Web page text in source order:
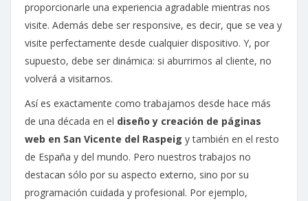
proporcionarle una experiencia agradable mientras nos
visite. Además debe ser responsive, es decir, que se vea y
visite perfectamente desde cualquier dispositivo. Y, por
supuesto, debe ser dinámica: si aburrimos al cliente, no
volverá a visitarnos.
Así es exactamente como trabajamos desde hace más
de una década en el diseño y creación de páginas
web en San Vicente del Raspeig y también en el resto
de España y del mundo. Pero nuestros trabajos no
destacan sólo por su aspecto externo, sino por su
programación cuidada y profesional. Por ejemplo,